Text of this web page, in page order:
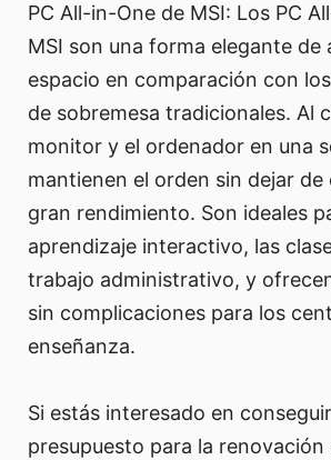
PC All-in-One de MSI: Los PC
MSI son una forma elegante de
espacio en comparación con
de sobremesa tradicionales. Al
monitor y el ordenador en una
mantienen el orden sin dejar de
gran rendimiento. Son ideales
aprendizaje interactivo, las
trabajo administrativo, y
sin complicaciones para los
enseñanza.
Si estás interesado en
presupuesto para la renovación